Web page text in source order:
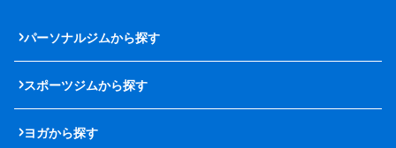
パーソナルジムから探す
スポーツジムから探す
ヨガから探す